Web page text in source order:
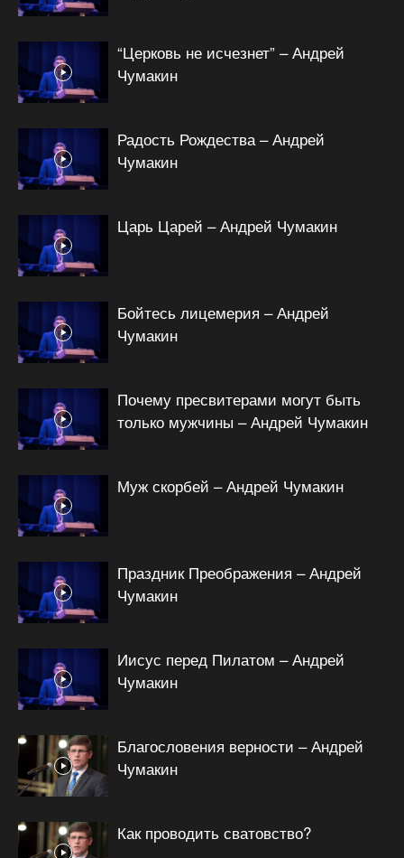
“Церковь не исчезнет” – Андрей
Чумакин
Радость Рождества – Андрей
Чумакин
Царь Царей – Андрей Чумакин
Бойтесь лицемерия – Андрей
Чумакин
Почему пресвитерами могут быть
только мужчины – Андрей Чумакин
Муж скорбей – Андрей Чумакин
Праздник Преображения – Андрей
Чумакин
Иисус перед Пилатом – Андрей
Чумакин
Благословения верности – Андрей
Чумакин
Как проводить сватовство?